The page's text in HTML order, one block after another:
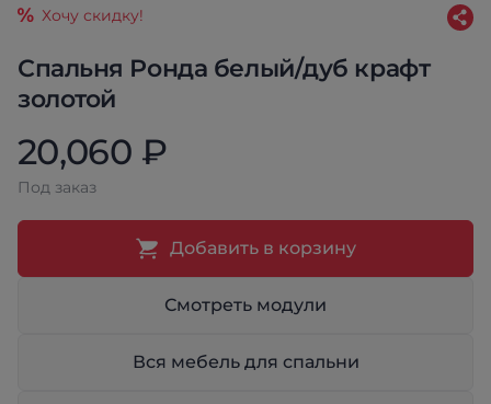
Спальня Ронда белый/дуб крафт
золотой
Хочу скидку!
20,060 ₽
Под заказ
Добавить в корзину
Смотреть модули
Вся мебель для спальни